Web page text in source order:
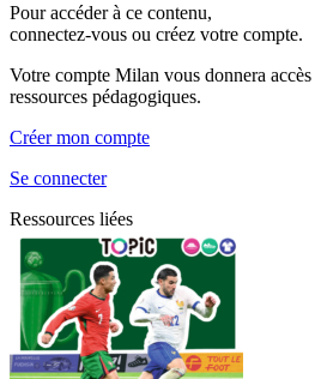
Pour accéder à ce contenu,
connectez-vous ou créez votre compte.
Votre compte Milan vous donnera accès
ressources pédagogiques.
Créer mon compte
Se connecter
Ressources liées